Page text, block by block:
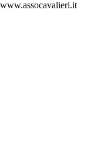
www.assocavalieri.it